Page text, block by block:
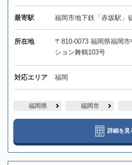
最寄駅 福岡市地下鉄「赤坂駅」
所在地
〒810-0073 福岡県福岡
ション舞鶴103号
対応エリア 福岡
福岡県 福岡市
詳細を見